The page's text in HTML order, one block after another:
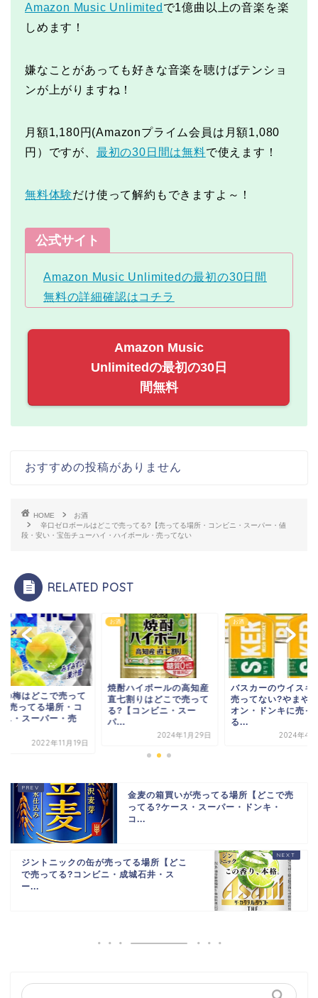
Amazon Music Unlimited で1億曲以上の音楽を楽
しめます！
嫌なことがあっても好きな音楽を聴けばテンショ
ンが上がりますね！
月額1,180円(Amazonプライム会員は月額1,080
円）ですが、 最初の30日間は無料で使えます！
無料体験だけ使って解約もできますよ～！
公式サイト
Amazon Music Unlimitedの最初の30日間
無料の詳細確認はコチラ
Amazon Music
Unlimitedの最初の30日
間無料
おすすめの投稿がありません
HOME
お酒
辛口ゼロボールはどこで売ってる?【売ってる場所・コンビニ・スーパー・値
段・安い・宝缶チューハイ・ハイボール・売ってない
RELATED POST
の梅はどこで売って
売ってる場所・コ
ニ・スーパー・売
2022年11月19日
お酒
焼酎ハイボールの高知産
直七割りはどこで売って
る?【コンビニ・スー
パ...
2024年1月29日
お酒
バスカーのウイスキ
売ってない?やまや
オン・ドンキに売っ
る...
2024年4
金麦の箱買いが売ってる場所【どこで売
ってる?ケース・スーパー・ドンキ・
コ...
ジントニックの缶が売ってる場所【どこ
で売ってる?コンビニ・成城石井・ス
ー...